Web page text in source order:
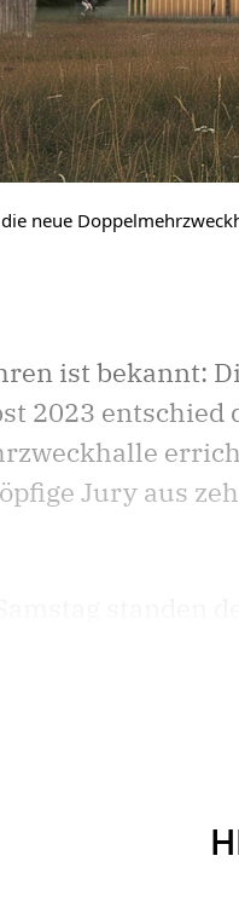
neue
ist bekannt:
2023 entschied
Jury aus